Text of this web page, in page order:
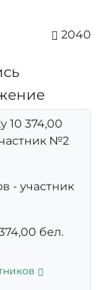
2040
10 374,00
№2
- участник
бел.